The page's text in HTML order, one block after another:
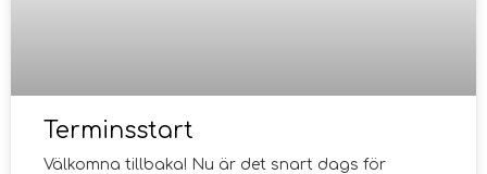
Terminsstart
Välkomna tillbaka! Nu är det snart dags för